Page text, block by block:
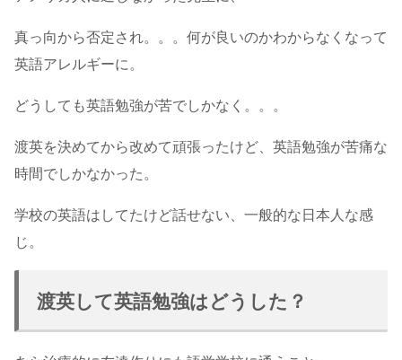
真っ向から否定され。。。何が良いのかわからなくなって
英語アレルギーに。
どうしても英語勉強が苦でしかなく。。。
渡英を決めてから改めて頑張ったけど、英語勉強が苦痛な
時間でしかなかった。
学校の英語はしてたけど話せない、一般的な日本人な感
じ。
渡英して英語勉強はどうした？